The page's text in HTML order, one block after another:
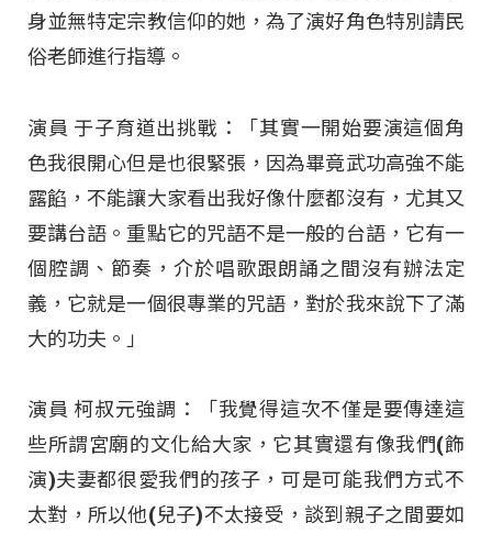
身並無特定宗教信仰的她，為了演好角色特別請民
俗老師進行指導。
演員 于子育道出挑戰：「其實一開始要演這個角
色我很開心但是也很緊張，因為畢竟武功高強不能
露餡，不能讓大家看出我好像什麼都沒有，尤其又
要講台語。重點它的咒語不是一般的台語，它有一
個腔調、節奏，介於唱歌跟朗誦之間沒有辦法定
義，它就是一個很專業的咒語，對於我來說下了滿
大的功夫。」
演員 柯叔元強調：「我覺得這次不僅是要傳達這
些所謂宮廟的文化給大家，它其實還有像我們(飾
演)夫妻都很愛我們的孩子，可是可能我們方式不
太對，所以他(兒子)不太接受，談到親子之間要如